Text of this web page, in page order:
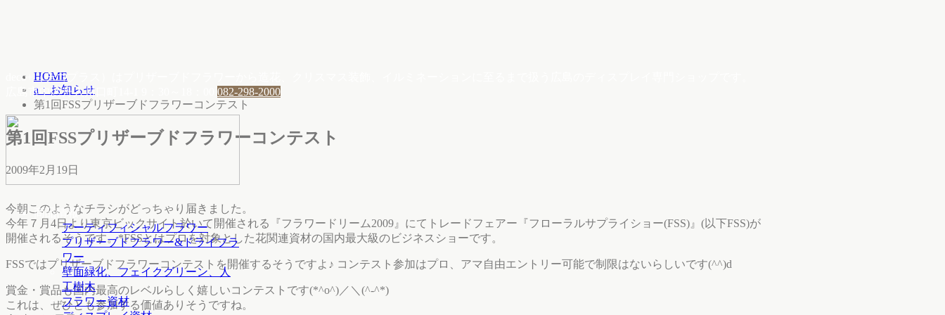
deco+（デコプラス）はプリザーブドフラワーから造花、クリスマス装飾、イルミネーションに至るまで扱う広島のディスプレイ専門ショップです。
広島市中区舟入川口町14-1
082-298-2000
商品情報
アーティフィシャルフラワー
プリザーブドフラワー&ドライフラ
ワー
壁面緑化、フェイクグリーン、人
工樹木
フラワー資材
HOME
a：お知らせ
第1回FSSプリザーブドフラワーコンテスト
第1回FSSプリザーブドフラワーコンテスト
2009年2月19日
今朝このようなチラシがどっちゃり届きました。
今年７月4日より東京ビックサイト於いて開催される『フラワードリーム2009』にてトレードフェアー『フローラルサプライショー(FSS)』(以下FSS)が
開催されるそうです。*FSSとはプロを対象とした花関連資材の国内最大級のビジネスショーです。
FSSではプリザーブドフラワーコンテストを開催するそうですよ♪ コンテスト参加はプロ、アマ自由エントリー可能で制限はないらしいです(^^)d
賞金・賞品も国内最高のレベルらしく嬉しいコンテストです(*^o^)／＼(^-^*)
これは、ぜひとも参加する価値ありそうですね。